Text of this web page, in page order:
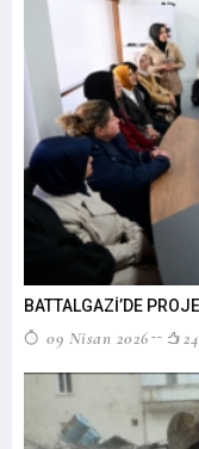
BATTALGAZİ’DE
09 Nisan 2026